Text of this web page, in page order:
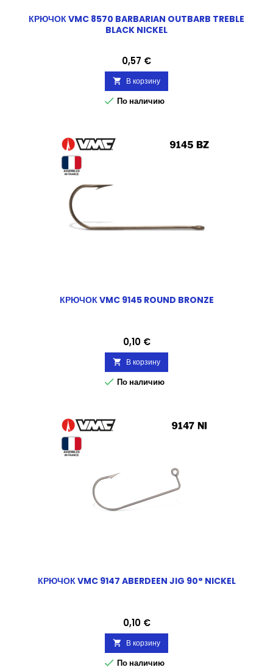
КРЮЧОК VMC 8570 BARBARIAN OUTBARB TREBLE
BLACK NICKEL
Цена
0,57 €
 В корзину
 По наличию
КРЮЧОК VMC 9145 ROUND BRONZE
Цена
0,10 €
 В корзину
 По наличию
КРЮЧОК VMC 9147 ABERDEEN JIG 90° NICKEL
Цена
0,10 €
 В корзину
 По наличию